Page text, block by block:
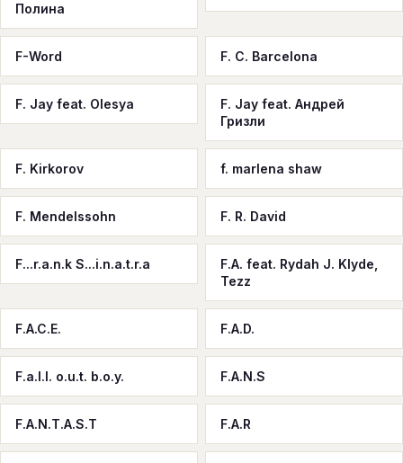
Полина
F-Word F. C. Barcelona
F. Jay feat. Olesya
F. Jay feat. Андрей
Гризли
F. Kirkorov f. marlena shaw
F. Mendelssohn F. R. David
F...r.a.n.k S...i.n.a.t.r.a
F.A. feat. Rydah J. Klyde,
Tezz
F.A.C.E. F.A.D.
F.a.l.l. o.u.t. b.o.y. F.A.N.S
F.A.N.T.A.S.T F.A.R